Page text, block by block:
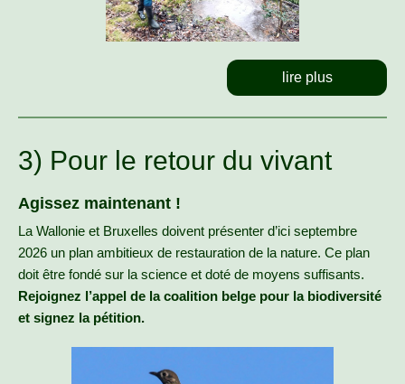
lire plus
3) Pour le retour du vivant
Agissez maintenant !
La Wallonie et Bruxelles doivent présenter d’ici septembre
2026 un plan ambitieux de restauration de la nature. Ce plan
doit être fondé sur la science et doté de moyens suffisants.
Rejoignez l’appel de la coalition belge pour la biodiversité
et signez la pétition.